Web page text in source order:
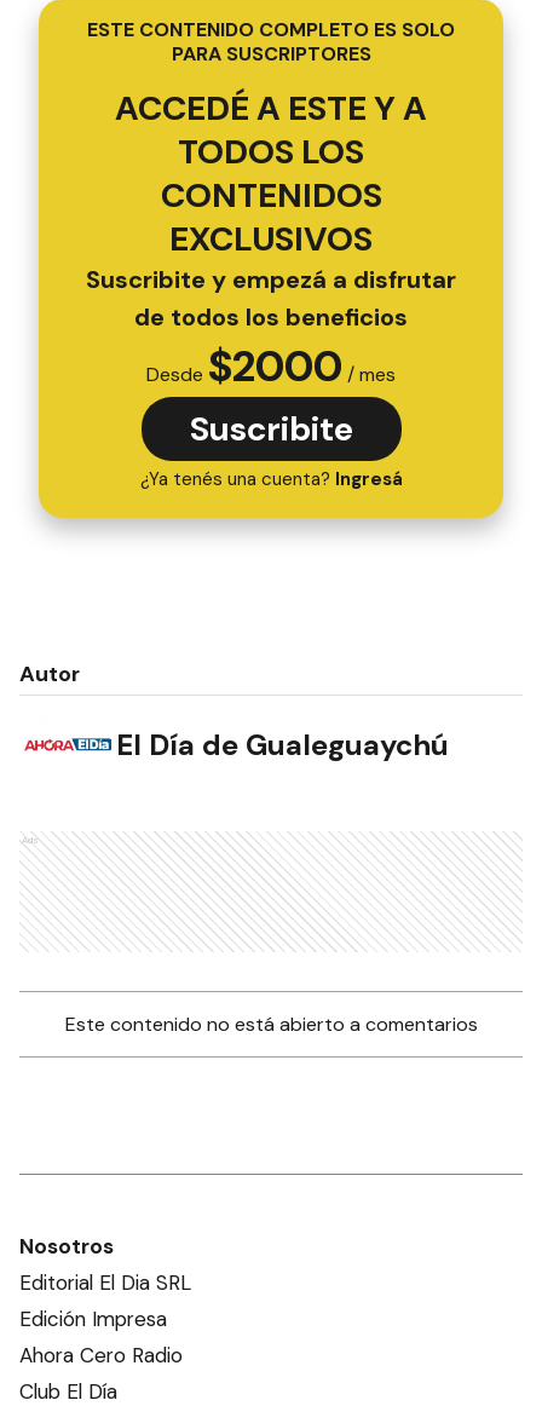
ESTE CONTENIDO COMPLETO ES SOLO
PARA SUSCRIPTORES
ACCEDÉ A ESTE Y A
TODOS LOS
CONTENIDOS
EXCLUSIVOS
Suscribite y empezá a disfrutar
de todos los beneficios
Desde $2000 / mes
Suscribite
¿Ya tenés una cuenta? Ingresá
Autor
El Día de Gualeguaychú
Ads
Este contenido no está abierto a comentarios
Nosotros
Editorial El Dia SRL
Edición Impresa
Ahora Cero Radio
Club El Día